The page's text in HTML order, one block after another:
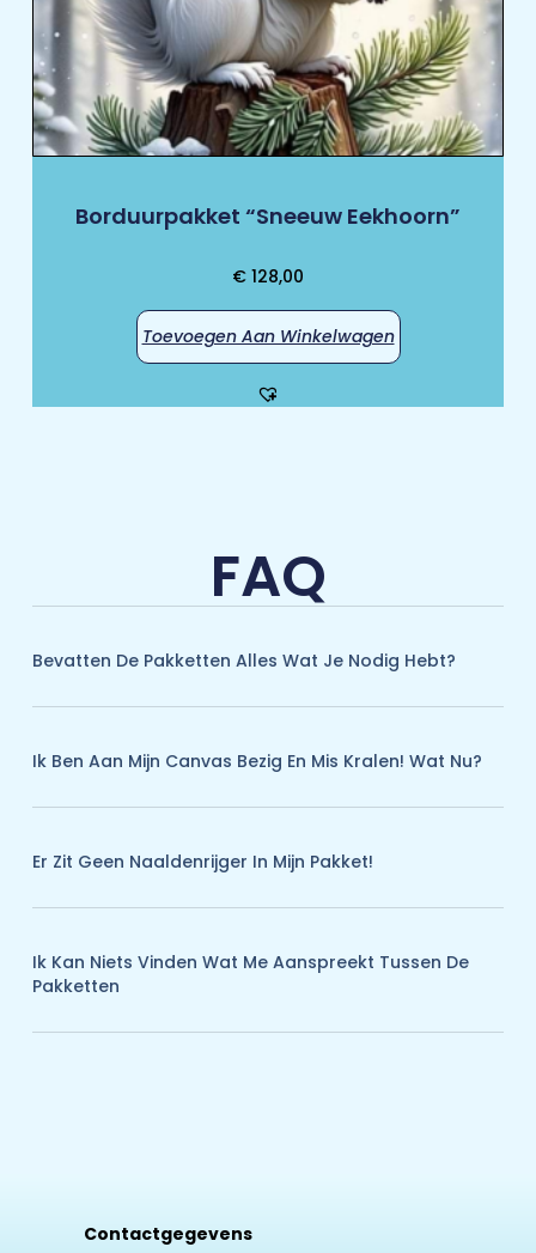
Borduurpakket “Sneeuw Eekhoorn”
€ 128,00
Toevoegen Aan Winkelwagen
FAQ
Bevatten De Pakketten Alles Wat Je Nodig Hebt?
Ik Ben Aan Mijn Canvas Bezig En Mis Kralen! Wat Nu?
Er Zit Geen Naaldenrijger In Mijn Pakket!
Ik Kan Niets Vinden Wat Me Aanspreekt Tussen De
Pakketten
Contactgegevens